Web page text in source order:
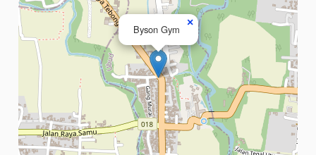
Byson Gym
×